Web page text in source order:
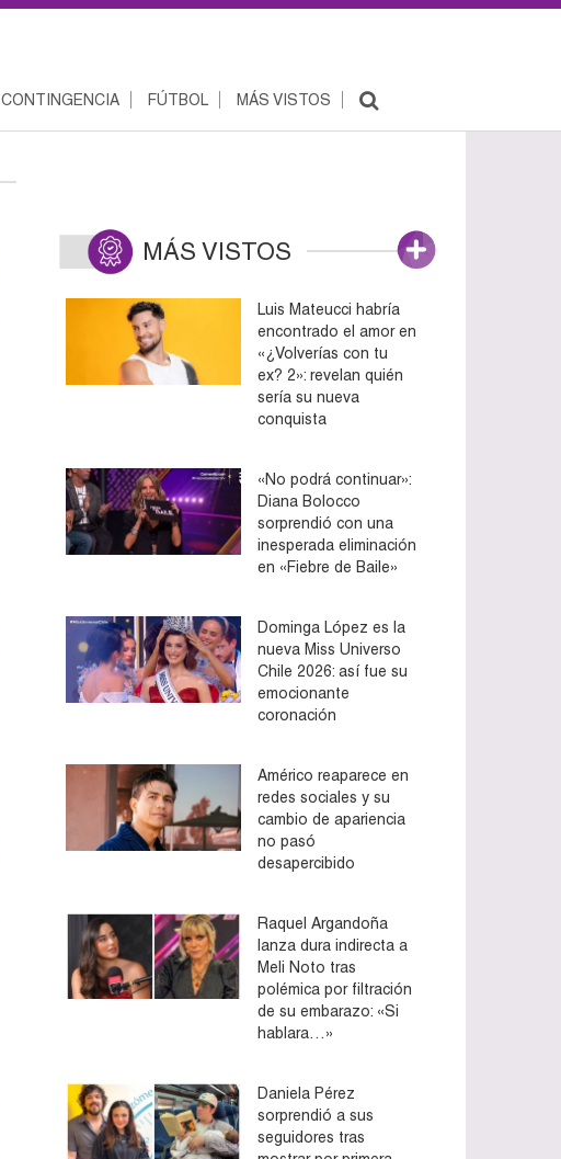
CONTINGENCIA FÚTBOL MÁS VISTOS
MÁS VISTOS
Luis Mateucci habría
encontrado el amor en
«¿Volverías con tu
ex? 2»: revelan quién
sería su nueva
conquista
«No podrá continuar»:
Diana Bolocco
sorprendió con una
inesperada eliminación
en «Fiebre de Baile»
Dominga López es la
nueva Miss Universo
Chile 2026: así fue su
emocionante
coronación
Américo reaparece en
redes sociales y su
cambio de apariencia
no pasó
desapercibido
Raquel Argandoña
lanza dura indirecta a
Meli Noto tras
polémica por filtración
de su embarazo: «Si
hablara…»
Daniela Pérez
sorprendió a sus
seguidores tras